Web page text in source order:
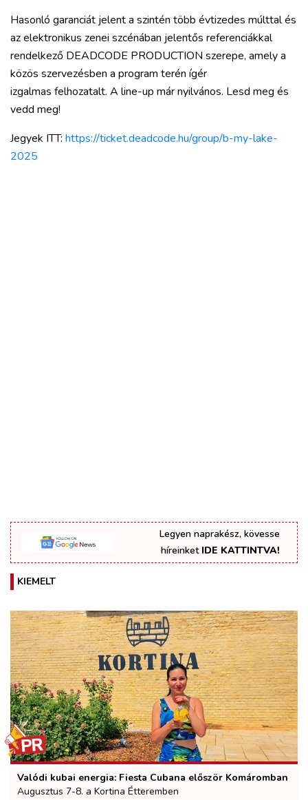
Hasonló garanciát jelent a szintén több évtizedes múlttal és
az elektronikus zenei szcénában jelentős referenciákkal
rendelkező DEADCODE PRODUCTION szerepe, amely a
közös szervezésben a program terén ígér
izgalmas felhozatalt. A line-up már nyilvános. Lesd meg és
vedd meg!
Jegyek ITT: https://ticket.deadcode.hu/group/b-my-lake-
2025
Legyen naprakész, kövesse
híreinket IDE KATTINTVA!
KIEMELT
Valódi kubai energia: Fiesta Cubana először Komáromban
Augusztus 7-8. a Kortina Étteremben